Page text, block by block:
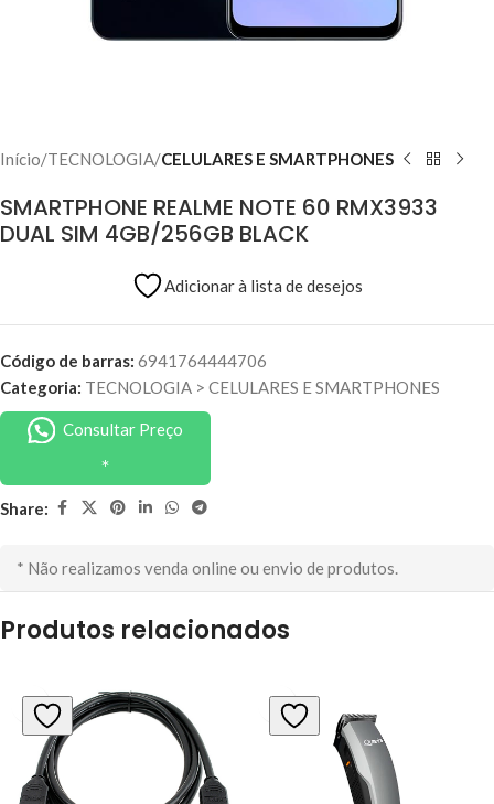
Início TECNOLOGIA CELULARES E SMARTPHONES
SMARTPHONE REALME NOTE 60 RMX3933
DUAL SIM 4GB/256GB BLACK
Adicionar à lista de desejos
Código de barras: 6941764444706
Categoria: TECNOLOGIA > CELULARES E SMARTPHONES
Consultar Preço
Share:
* Não realizamos venda online ou envio de produtos.
Produtos relacionados